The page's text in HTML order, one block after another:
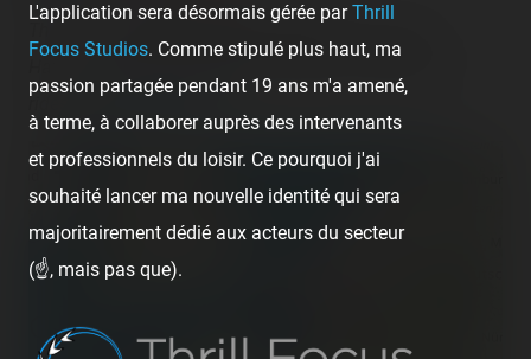
There are 10 operating roller coasters
Have you already rode them? Check and register your
rides on Coasterr1dd3n
+
−
L'application sera désormais gérée parThrill
Focus Studios. Comme stipulé plus haut, ma
passion partagée pendant 19 ans m'a amené,
à terme, à collaborer auprès des intervenants
et professionnels du loisir. Ce pourquoi j'ai
souhaité lancer ma nouvelle identité qui sera
majoritairement dédié aux acteurs du secteur
(☝️, mais pas que).